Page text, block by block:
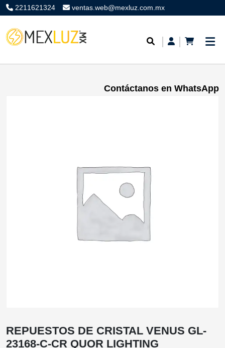
2211621324 ventas.web@mexluz.com.mx
Contáctanos en WhatsApp
REPUESTOS DE CRISTAL VENUS GL-
23168-C-CR QUOR LIGHTING